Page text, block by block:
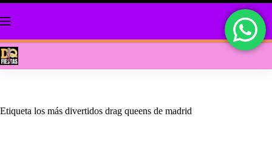
Saltar
al
contenido
Etiqueta los más divertidos drag queens de madrid